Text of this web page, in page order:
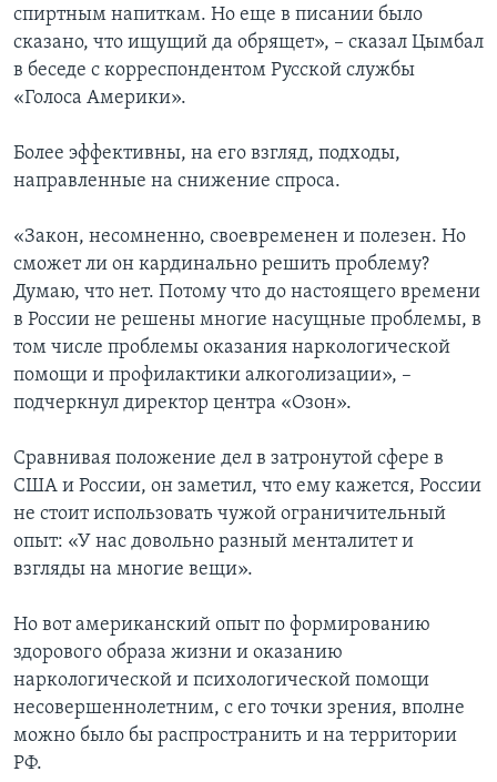
спиртным напиткам. Но еще в писании было
сказано, что ищущий да обрящет», – сказал Цымбал
в беседе с корреспондентом Русской службы
«Голоса Америки».
Более эффективны, на его взгляд, подходы,
направленные на снижение спроса.
«Закон, несомненно, своевременен и полезен. Но
сможет ли он кардинально решить проблему?
Думаю, что нет. Потому что до настоящего времени
в России не решены многие насущные проблемы, в
том числе проблемы оказания наркологической
помощи и профилактики алкоголизации», –
подчеркнул директор центра «Озон».
Сравнивая положение дел в затронутой сфере в
США и России, он заметил, что ему кажется, России
не стоит использовать чужой ограничительный
опыт: «У нас довольно разный менталитет и
взгляды на многие вещи».
Но вот американский опыт по формированию
здорового образа жизни и оказанию
наркологической и психологической помощи
несовершеннолетним, с его точки зрения, вполне
можно было бы распространить и на территории
РФ.